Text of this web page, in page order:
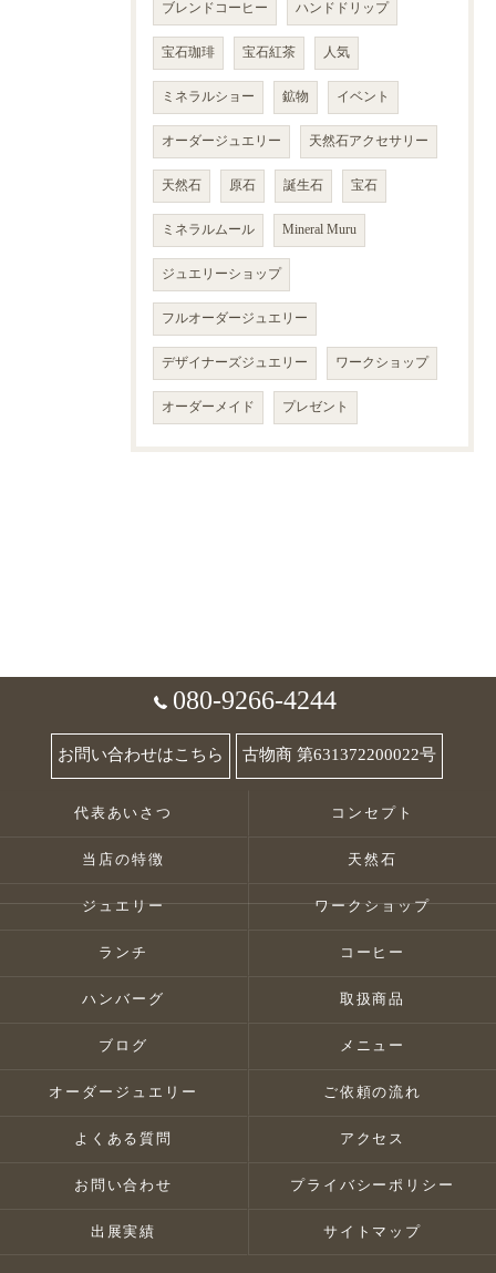
ブレンドコーヒー ハンドドリップ
宝石珈琲 宝石紅茶 人気
ミネラルショー 鉱物 イベント
オーダージュエリー 天然石アクセサリー
天然石 原石 誕生石 宝石
ミネラルムール Mineral Muru
ジュエリーショップ
フルオーダージュエリー
デザイナーズジュエリー ワークショップ
オーダーメイド プレゼント
080-9266-4244
お問い合わせはこちら 古物商 第631372200022号
代表あいさつ コンセプト
当店の特徴 天然石
ジュエリー ワークショップ
ランチ コーヒー
ハンバーグ 取扱商品
ブログ メニュー
オーダージュエリー ご依頼の流れ
よくある質問 アクセス
お問い合わせ プライバシーポリシー
出展実績 サイトマップ